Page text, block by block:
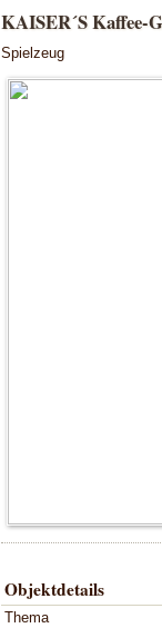
KAISER´S Kaffee-
Spielzeug
Objektdetails
Thema